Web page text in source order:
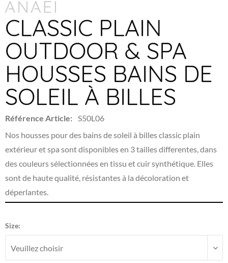
CLASSIC PLAIN
OUTDOOR & SPA
HOUSSES BAINS DE
SOLEIL À BILLES
Référence Article:
S50L06
Nos housses pour des bains de soleil à billes classic plain
extérieur et spa sont disponibles en 3 tailles differentes, dans
des couleurs sélectionnées en tissu et cuir synthétique. Elles
sont de haute qualité, résistantes à la décoloration et
déperlantes.
Size: